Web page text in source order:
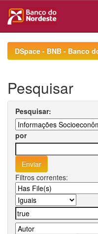
navigationDSpace - BNB - Banco
Pesquisar
Pesquisar:
por
Filtros correntes: